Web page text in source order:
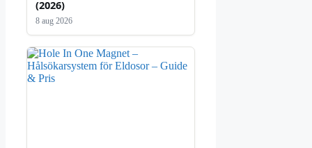
(2026)
8 aug 2026